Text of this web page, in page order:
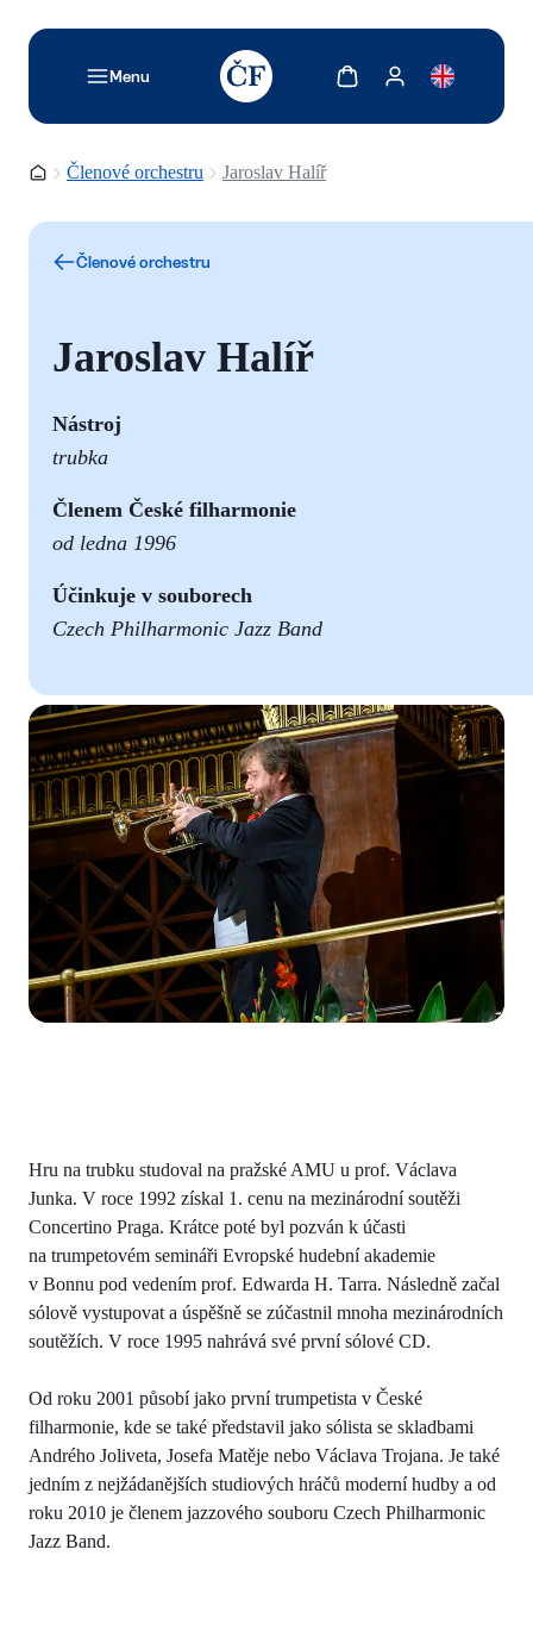
Menu
TODO: Add description for reader
Zobrazit košíkZobrazit můj účet
Domovská stránka
Členové orchestru Jaroslav Halíř
Členové orchestru
Jaroslav Halíř
Nástroj
trubka
Členem České filharmonie
od ledna 1996
Účinkuje v souborech
Czech Philharmonic Jazz Band
Hru na trubku studoval na pražské AMU u prof. Václava
Junka. V roce 1992 získal 1. cenu na mezinárodní soutěži
Concertino Praga. Krátce poté byl pozván k účasti
na trumpetovém semináři Evropské hudební akademie
v Bonnu pod vedením prof. Edwarda H. Tarra. Následně začal
sólově vystupovat a úspěšně se zúčastnil mnoha mezinárodních
soutěžích. V roce 1995 nahrává své první sólové CD.
Od roku 2001 působí jako první trumpetista v České
filharmonie, kde se také představil jako sólista se skladbami
Andrého Joliveta, Josefa Matěje nebo Václava Trojana. Je také
jedním z nejžádanějších studiových hráčů moderní hudby a od
roku 2010 je členem jazzového souboru Czech Philharmonic
Jazz Band.